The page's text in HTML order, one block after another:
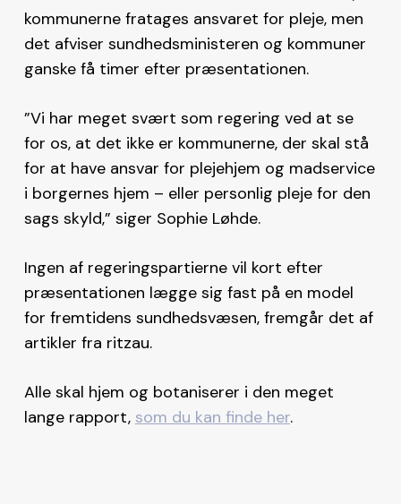
kommunerne fratages ansvaret for pleje, men
det afviser sundhedsministeren og kommuner
ganske få timer efter præsentationen.
”Vi har meget svært som regering ved at se
for os, at det ikke er kommunerne, der skal stå
for at have ansvar for plejehjem og madservice
i borgernes hjem – eller personlig pleje for den
sags skyld,” siger Sophie Løhde.
Ingen af regeringspartierne vil kort efter
præsentationen lægge sig fast på en model
for fremtidens sundhedsvæsen, fremgår det af
artikler fra ritzau.
Alle skal hjem og botaniserer i den meget
lange rapport, som du kan finde her.